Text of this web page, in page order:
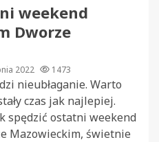
weekend
Dworze
2022 1473
nieubłaganie. Warto
czas jak najlepiej.
spędzić ostatni weekend
Mazowieckim, świetnie